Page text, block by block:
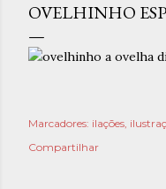
OVELHINHO
Marcadores: ilações
Compartilhar